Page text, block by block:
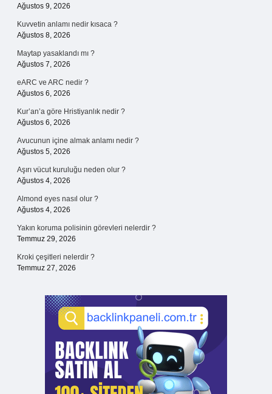
Ağustos 9, 2026
Kuvvetin anlamı nedir kısaca ?
Ağustos 8, 2026
Maytap yasaklandı mı ?
Ağustos 7, 2026
eARC ve ARC nedir ?
Ağustos 6, 2026
Kur’an’a göre Hristiyanlık nedir ?
Ağustos 6, 2026
Avucunun içine almak anlamı nedir ?
Ağustos 5, 2026
Aşırı vücut kuruluğu neden olur ?
Ağustos 4, 2026
Almond eyes nasıl olur ?
Ağustos 4, 2026
Yakın koruma polisinin görevleri nelerdir ?
Temmuz 29, 2026
Kroki çeşitleri nelerdir ?
Temmuz 27, 2026